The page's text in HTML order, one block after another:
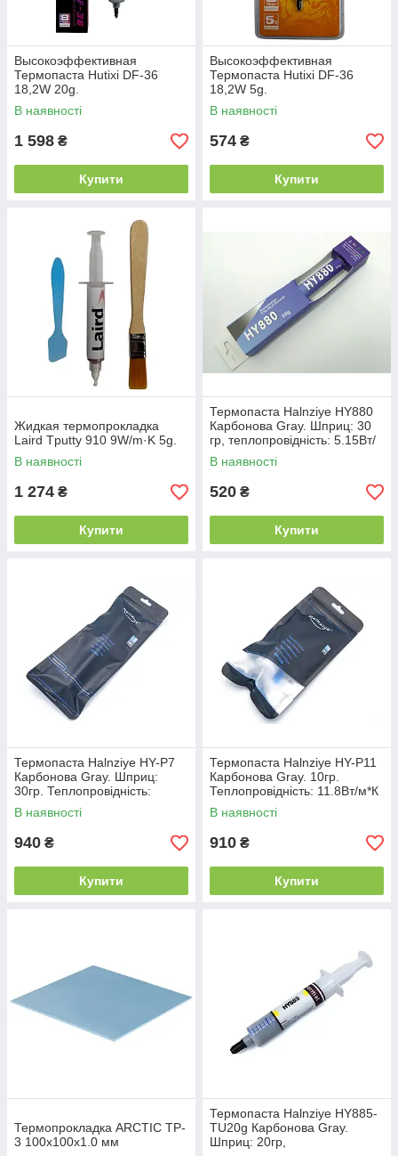
Высокоэффективная
Термопаста Hutixi DF-36
18,2W 20g.
В наявності
1 598 ₴
Купити
Высокоэффективная
Термопаста Hutixi DF-36
18,2W 5g.
В наявності
574 ₴
Купити
Жидкая термопрокладка
Laird Tputty 910 9W/m·K 5g.
В наявності
1 274 ₴
Купити
Термопаста Halnziye HY880
Карбонова Gray. Шприц: 30
гр, теплопровідність: 5.15Вт/
м * К, тепловий опір: 0.004с/
Вт. Робоча
В наявності
520 ₴
Купити
Термопаста Halnziye HY-P7
Карбонова Gray. Шприц:
30гр. Теплопровідність:
7.35Вт/м*К
В наявності
940 ₴
Купити
Термопаста Halnziye HY-P11
Карбонова Gray. 10гр.
Теплопровідність: 11.8Вт/м*К
В наявності
910 ₴
Купити
Термопрокладка ARCTIC TP-
3 100x100x1.0 мм
Термопаста Halnziye HY885-
TU20g Карбонова Gray.
Шприц: 20гр,